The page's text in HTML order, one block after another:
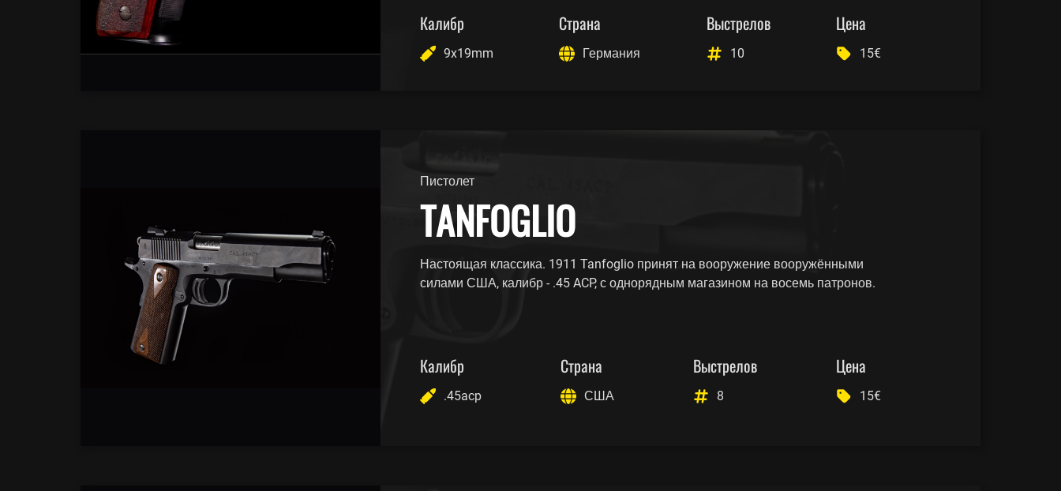
Калибр
9x19mm
Страна
Германия
Выстрелов
10
Цена
15€
Пистолет
TANFOGLIO
Настоящая классика. 1911 Tanfoglio принят на вооружение вооружёнными
силами США, калибр - .45 ACP, с однорядным магазином на восемь патронов.
Калибр
.45acp
Страна
США
Выстрелов
8
Цена
15€